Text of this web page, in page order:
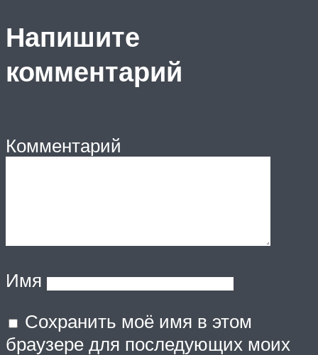
Напишите
комментарий
Комментарий
Имя
Сохранить моё имя в этом
браузере для последующих моих